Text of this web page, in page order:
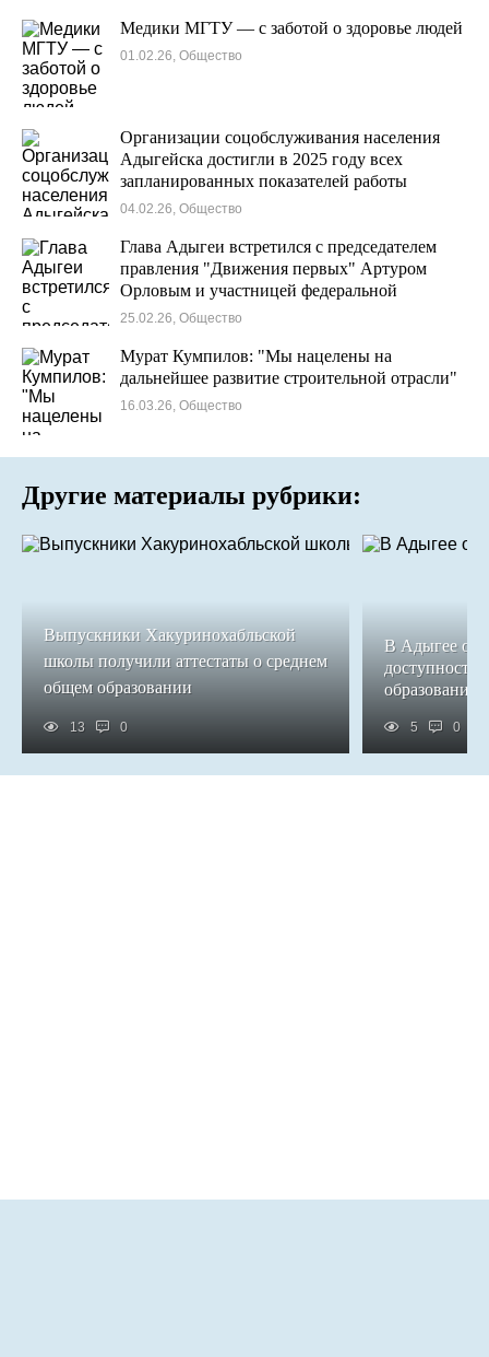
Медики МГТУ — с заботой о здоровье людей
01.02.26, Общество
Организации соцобслуживания населения
Адыгейска достигли в 2025 году всех
запланированных показателей работы
04.02.26, Общество
Глава Адыгеи встретился с председателем
правления "Движения первых" Артуром
Орловым и участницей федеральной
кадровой программы «Время героев» Дарьей
25.02.26, Общество
Мурат Кумпилов: "Мы нацелены на
дальнейшее развитие строительной отрасли"
16.03.26, Общество
Другие материалы рубрики:
Выпускники Хакуринохабльской
школы получили аттестаты о среднем
общем образовании
13 0
В Адыгее
доступность
образования
5 0